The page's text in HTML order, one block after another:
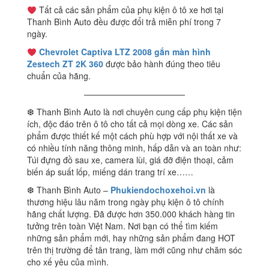
Tất cả các sản phẩm của phụ kiện ô tô xe hơi tại
Thanh Bình Auto đều được đổi trả miễn phí trong 7
ngày.
Chevrolet Captiva LTZ 2008 gắn màn hình
Zestech ZT 2K 360 được bảo hành đúng theo tiêu
chuẩn của hãng.
————————————
❆ Thanh Bình Auto là nơi chuyên cung cấp phụ kiện tiện
ích, độc đáo trên ô tô cho tất cả mọi dòng xe. Các sản
phẩm được thiết kế một cách phù hợp với nội thất xe và
có nhiều tính năng thông minh, hấp dẫn và an toàn như:
Túi đựng đồ sau xe, camera lùi, giá đỡ điện thoại, cảm
biến áp suất lốp, miếng dán trang trí xe……
❆ Thanh Bình Auto – Phukiendochoxehoi.vn là
thương hiệu lâu năm trong ngày phụ kiện ô tô chính
hãng chất lượng. Đã được hơn 350.000 khách hàng tin
tưởng trên toàn Việt Nam. Nơi bạn có thể tìm kiếm
những sản phẩm mới, hay những sản phẩm đang HOT
trên thị trường để tân trang, làm mới cũng như chăm sóc
cho xế yêu của mình.